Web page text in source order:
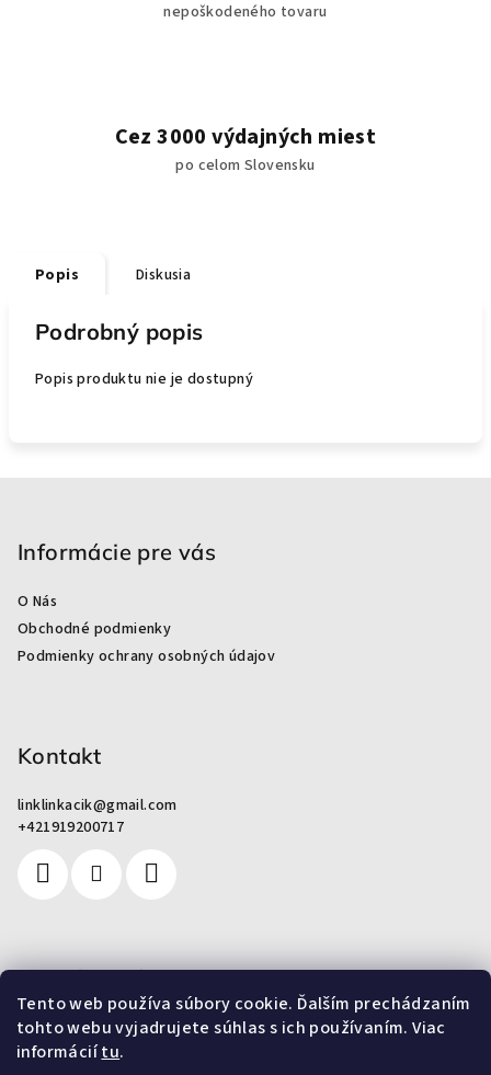
Tento web používa súbory cookie. Ďalším prechádzaním
tohto webu vyjadrujete súhlas s ich používaním. Viac
informáciítu.
nepoškodeného tovaru
Cez 3000 výdajných miest
po celom Slovensku
Popis Diskusia
Podrobný popis
Popis produktu nie je dostupný
Informácie pre vás
O Nás
Obchodné podmienky
Podmienky ochrany osobných údajov
Kontakt
linklinkacik@gmail.com
+421919200717
Pre zákazníkov
Od odpadu k umeniu